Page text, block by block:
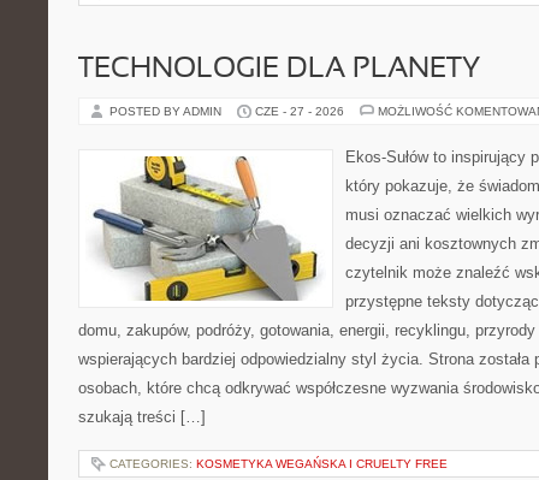
TECHNOLOGIE DLA PLANETY
POSTED BY ADMIN CZE - 27 - 2026 MOŻLIWOŚĆ
Ekos-Sułów to inspirujący
który pokazuje, że
musi oznaczać wielkich
decyzji ani kosztownych
czytelnik może znaleźć
przystępne teksty
domu, zakupów, podróży, gotowania, energii, recyklingu,
wspierających bardziej odpowiedzialny styl życia. Strona została
osobach, które chcą odkrywać współczesne wyzwania
szukają treści […]
CATEGORIES: KOSMETYKA WEGAŃSKA I CRUELTY FREE